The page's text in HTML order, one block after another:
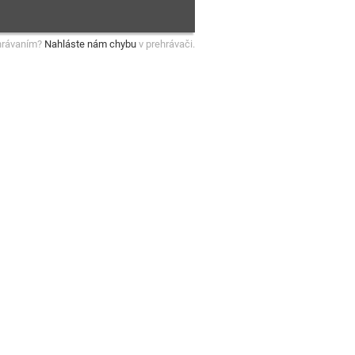
Nahláste nám chybu v prehrávači.